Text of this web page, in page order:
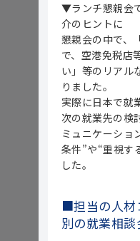
▼ランチ懇親会
介のヒントに
懇親会の中で、
で、空港免税店
い」等のリアル
りました。
実際に日本で就
次の就業先の検
ミュニケーショ
条件”や“重視す
した。
■担当の人材
別の就業相談